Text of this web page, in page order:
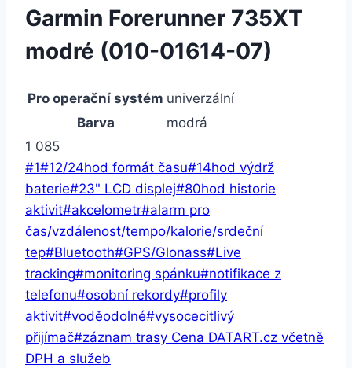
Garmin Forerunner 735XT
modré (010-01614-07)
Pro operační systém univerzální
Barva
modrá
1 085
Štítky
příspěvků:
#1#12/24hod formát času#14hod výdrž
baterie#23" LCD displej#80hod historie
aktivit#akcelometr#alarm pro
čas/vzdálenost/tempo/kalorie/srdeční
tep#Bluetooth#GPS/Glonass#Live
tracking#monitoring spánku#notifikace z
telefonu#osobní rekordy#profily
aktivit#voděodolné#vysocecitlivý
přijímač#záznam trasy Cena DATART.cz včetně
DPH a služeb